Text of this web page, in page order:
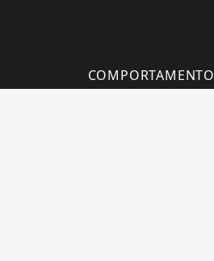
COMPORTAMENTO